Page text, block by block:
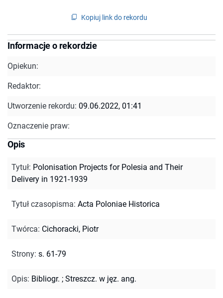
Kopiuj link do rekordu
Informacje o rekordzie
Opiekun:
Redaktor:
Utworzenie rekordu: 09.06.2022, 01:41
Oznaczenie praw:
Opis
Tytuł: Polonisation Projects for Polesia and Their
Delivery in 1921-1939
Tytuł czasopisma: Acta Poloniae Historica
Twórca: Cichoracki, Piotr
Strony: s. 61-79
Opis: Bibliogr. ; Streszcz. w jęz. ang.